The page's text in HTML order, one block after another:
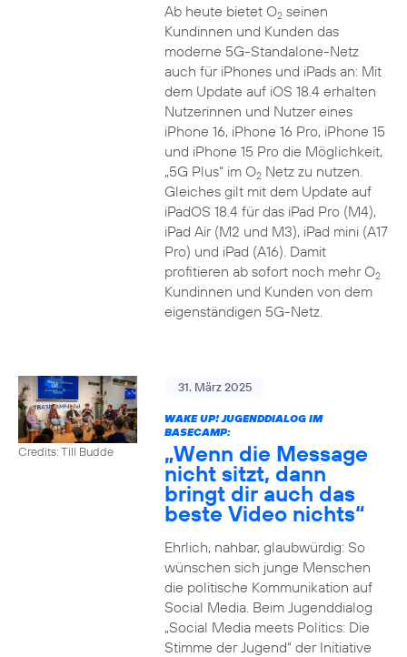
Ab heute bietet O2seinen
Kundinnen und Kunden das
moderne 5G-Standalone-Netz
auch für iPhones und iPads an: Mit
dem Update auf iOS 18.4 erhalten
Nutzerinnen und Nutzer eines
iPhone 16, iPhone 16 Pro, iPhone 15
und iPhone 15 Pro die Möglichkeit,
„5G Plus“ im O2Netz zu nutzen.
Gleiches gilt mit dem Update auf
iPadOS 18.4 für das iPad Pro (M4),
iPad Air (M2 und M3), iPad mini (A17
Pro) und iPad (A16). Damit
profitieren ab sofort noch mehr O2
Kundinnen und Kunden von dem
eigenständigen 5G-Netz.
Credits: Till Budde
31. März 2025
WAKE UP! JUGENDDIALOG IM
BASECAMP:
„Wenn die Message
nicht sitzt, dann
bringt dir auch das
beste Video nichts“
Ehrlich, nahbar, glaubwürdig: So
wünschen sich junge Menschen
die politische Kommunikation auf
Social Media. Beim Jugenddialog
„Social Media meets Politics: Die
Stimme der Jugend“ der Initiative